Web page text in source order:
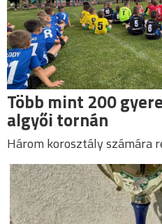
Több mint 200
algyői tornán
Három korosztály számára